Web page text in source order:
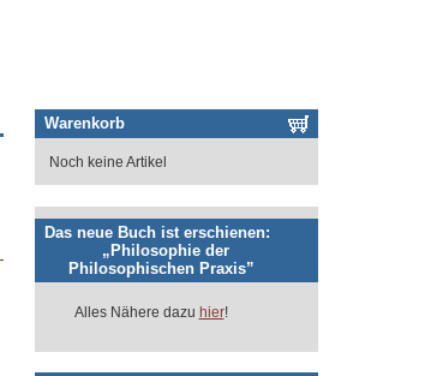
Warenkorb
Noch keine Artikel
Das neue Buch ist erschienen:
„Philosophie der
Philosophischen Praxis”
Alles Nähere dazu hier!